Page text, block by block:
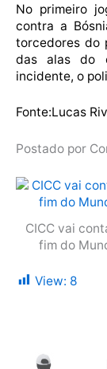
No primeiro
contra a
torcedores do
das alas do
incidente, o
Fonte:Lucas
Postado por
CICC vai
fim do
View: 8